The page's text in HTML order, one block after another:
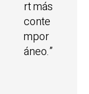
rt más
conte
mpor
áneo.”